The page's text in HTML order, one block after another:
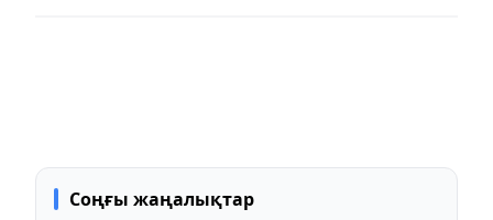
Соңғы жаңалықтар